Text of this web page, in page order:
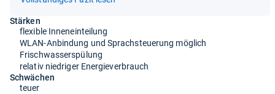
Stärken
flexible Inneneinteilung
WLAN-Anbindung und Sprachsteuerung möglich
Frischwasserspülung
relativ niedriger Energieverbrauch
Schwächen
teuer